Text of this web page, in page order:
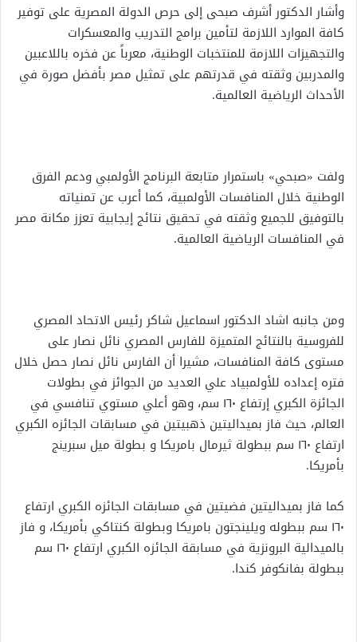
وأشار الدكتور أشرف صبحى إلى حرص الدولة المصرية على توفير
كافة الموارد اللازمة لتأمين برامج التدريب والمعسكرات
والتجهيزات اللازمة للمنتخبات الوطنية، معرباً عن فخره باللاعبين
والمدربين وثقته في قدرتهم على تمثيل مصر بأفضل صورة في
الأحداث الرياضية العالمية.
ولفت «صبحي» باستمرار متابعة البرنامج الأولمبي ودعم الفرق
الوطنية خلال المنافسات الأولمبية، كما أعرب عن تمنياته
بالتوفيق للجميع وثقته في تحقيق نتائج إيجابية تعزز مكانة مصر
في المنافسات الرياضية العالمية.
ومن جانبه اشاد الدكتور اسماعيل شاكر رئيس الاتحاد المصري
للفروسية بالنتائج المتميزة للفارس المصري نائل نصار على
مستوى كافة المنافسات، مشيرا أن الفارس نائل نصار حصل خلال
فتره إعداده للأولمبياد علي العديد من الجوائز في بطولات
الجائزة الكبري إرتفاع ١٦٠ سم، وهو أعلي مستوي تنافسي في
العالم، حيث فاز بميداليتين ذهبيتين في مسابقات الجائزه الكبري
ارتفاع ١٦٠ سم ببطولة ثيرمال بامريكا و بطولة ميل سبرينج
بأمريكا.
كما فاز بميداليتين فضيتين في مسابقات الجائزه الكبري ارتفاع
١٦٠ سم ببطوله ويلينجتون بامريكا وبطولة كنتاكي بأمريكا، و فاز
بالميدالية البرونزية في مسابقة الجائزه الكبري ارتفاع ١٦٠ سم
ببطولة بفانكوفر كندا.